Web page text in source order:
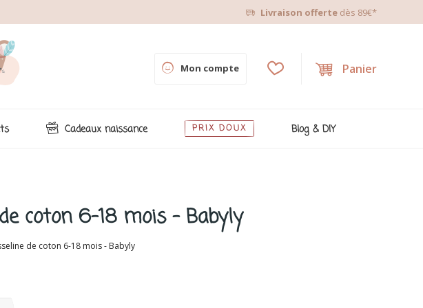
Livraison offerte dès 89€*
Panier
Mon compte
Cadeaux naissance PRIX DOUX Blog & DIY
coton 6-18 mois - Babyly
de coton 6-18 mois - Babyly